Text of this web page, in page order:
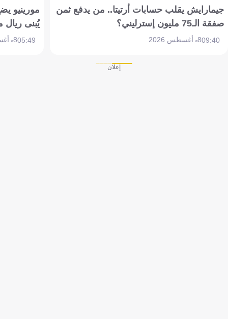
جيمارايش يقلب حسابات أرتيتا.. من يدفع ثمن
صفقة الـ75 مليون إسترليني؟
09:408 أغسطس 2026
مورينيو
يُبنى ريال
05:498 أغسطس 2026
إعلان